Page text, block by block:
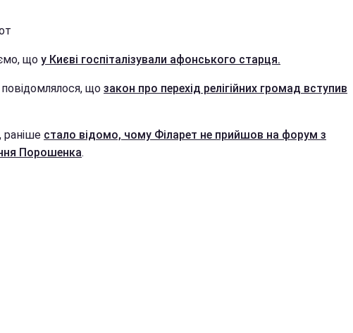
що у Києві госпіталізували афонського старця.
що закон про перехід релігійних громад вступив
раніше стало відомо, чому Філарет не прийшов на форум з
Порошенка.